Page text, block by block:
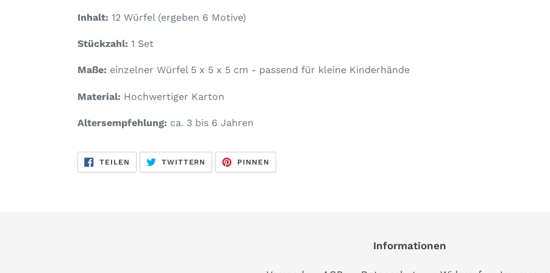
Inhalt: 12 Würfel (ergeben 6 Motive)
Stückzahl: 1 Set
Maße: einzelner Würfel 5 x 5 x 5 cm - passend für kleine Kinderhände
Material: Hochwertiger Karton
Altersempfehlung: ca. 3 bis 6 Jahren
TEILEN
FACEBOOK
TEILEN
TWITTERN
TWITTER
TWITTERN
PINNEN
PINNEN
Informationen